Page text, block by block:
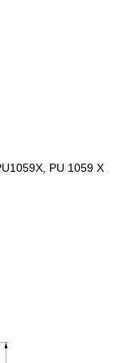
PU 1059 X